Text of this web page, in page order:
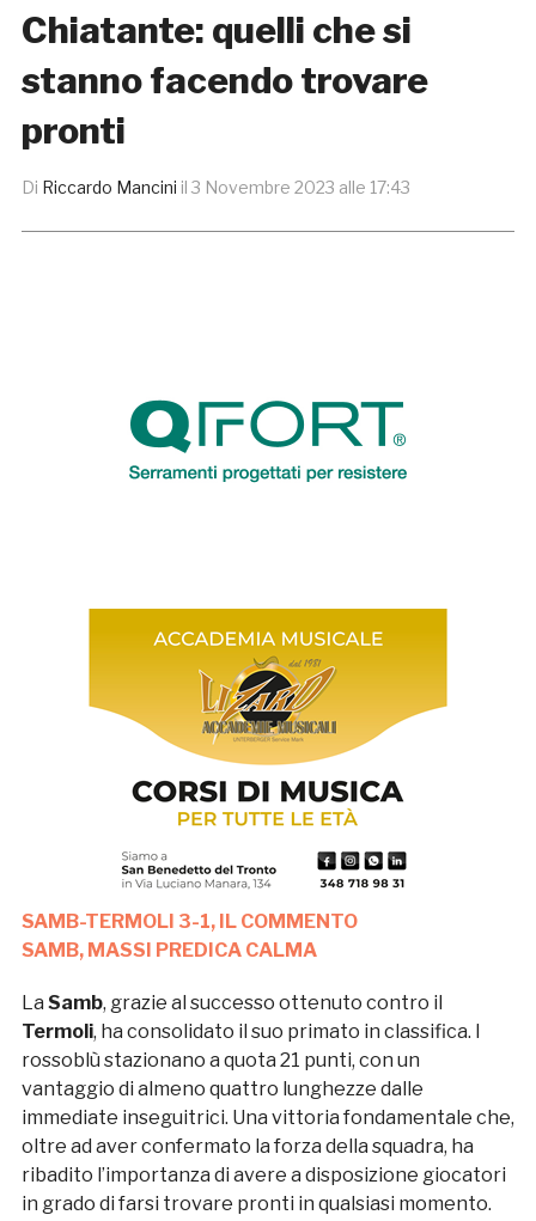
Chiatante: quelli che si
stanno facendo trovare
pronti
Di Riccardo Mancini il 3 Novembre 2023 alle 17:43
SAMB-TERMOLI 3-1, IL COMMENTO
SAMB, MASSI PREDICA CALMA
La Samb, grazie al successo ottenuto contro il
Termoli, ha consolidato il suo primato in classifica. I
rossoblù stazionano a quota 21 punti, con un
vantaggio di almeno quattro lunghezze dalle
immediate inseguitrici. Una vittoria fondamentale che,
oltre ad aver confermato la forza della squadra, ha
ribadito l’importanza di avere a disposizione giocatori
in grado di farsi trovare pronti in qualsiasi momento.